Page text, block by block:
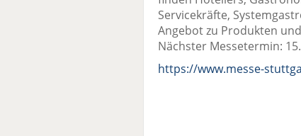
Servicekräfte,
Angebot zu Produkten
Nächster Messetermin:
https://www.messe-